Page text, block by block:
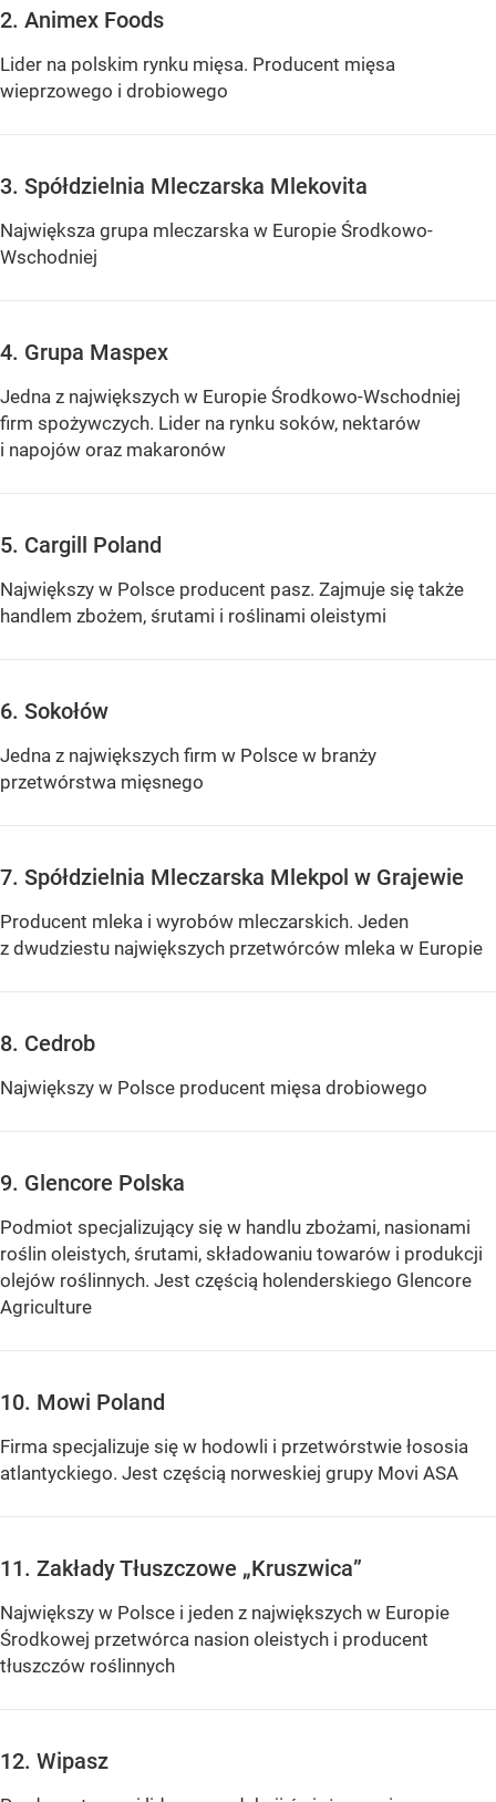
2. Animex Foods
Lider na polskim rynku mięsa. Producent mięsa
wieprzowego i drobiowego
3. Spółdzielnia Mleczarska Mlekovita
Największa grupa mleczarska w Europie Środkowo-
Wschodniej
4. Grupa Maspex
Jedna z największych w Europie Środkowo-Wschodniej
firm spożywczych. Lider na rynku soków, nektarów
i napojów oraz makaronów
5. Cargill Poland
Największy w Polsce producent pasz. Zajmuje się także
handlem zbożem, śrutami i roślinami oleistymi
6. Sokołów
Jedna z największych firm w Polsce w branży
przetwórstwa mięsnego
7. Spółdzielnia Mleczarska Mlekpol w Grajewie
Producent mleka i wyrobów mleczarskich. Jeden
z dwudziestu największych przetwórców mleka w Europie
8. Cedrob
Największy w Polsce producent mięsa drobiowego
9. Glencore Polska
Podmiot specjalizujący się w handlu zbożami, nasionami
roślin oleistych, śrutami, składowaniu towarów i produkcji
olejów roślinnych. Jest częścią holenderskiego Glencore
Agriculture
10. Mowi Poland
Firma specjalizuje się w hodowli i przetwórstwie łososia
atlantyckiego. Jest częścią norweskiej grupy Movi ASA
11. Zakłady Tłuszczowe „Kruszwica”
Największy w Polsce i jeden z największych w Europie
Środkowej przetwórca nasion oleistych i producent
tłuszczów roślinnych
12. Wipasz